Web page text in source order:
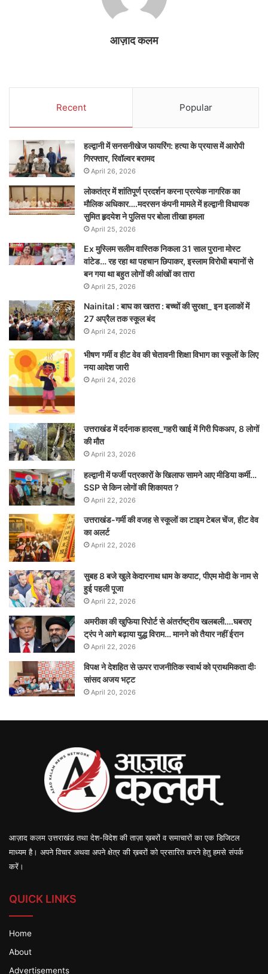
आज़ाद कलम
Recent Popular
हल्द्वानी में सनसनीखेज फायरिंग: हत्या के प्रयास में आरोपी
गिरफ्तार, रिवॉल्वर बरामद
April 26, 2026
लोकतंत्र में शांतिपूर्ण प्रदर्शन करना प्रत्येक नागरिक का
मौलिक अधिकार….मदरसन कंपनी मामले में हल्द्वानी विधायक
सुमित हृदयेश ने पुलिस पर बोला तीखा हमला
April 25, 2026
Ex मुस्लिम सलीम वास्तिक निकला 31 साल पुराना मोस्ट
वांटेड… रह रहा था पहचान छिपाकर, इस्लाम विरोधी बयानों से
बन गया था बहुत लोगों की आंखों का तारा
April 25, 2026
Nainital : बाघ का खतरा : बच्चों की सुरक्षा_ इन इलाकों में
27 अप्रैल तक स्कूल बंद
April 24, 2026
भीषण गर्मी व हीट वेव की चेतावनी शिक्षा विभाग का स्कूलों के लिए
नया आदेश जारी
April 24, 2026
उत्तराखंड में दर्दनाक हादसा_गहरी खाई में गिरी पिकअप, 8 लोगों
की मौत
April 23, 2026
हल्द्वानी में फर्जी पत्रकारों के खिलाफ सामने आए मीडिया कर्मी…
SSP से किन लोगों की शिकायत ?
April 22, 2026
उत्तराखंड-गर्मी की वजह से स्कूलों का टाइम टेबल चेंज, हीट वेव
का अलर्ट
April 22, 2026
सुबह 8 बजे खुले केदारनाथ धाम के कपाट, पीएम मोदी के नाम से
हुई पहली पूजा
April 22, 2026
अमरीका की खुफिया रिपोर्ट से अंतर्राष्ट्रीय खलबली….घबराए
ट्रंप ने आगे बढ़ाया युद्ध विराम… मानने को तैयार नहीं ईरान
April 22, 2026
विपक्ष ने देशहित से ऊपर राजनीतिक स्वार्थ को प्राथमिकता दीः
सांसद अजय भट्ट
April 20, 2026
आज़ाद कलम उत्तराखंड तथा देश-विदेश की ताज़ा ख़बरों व समाचारों का एक डिजिटल
माध्यम है। अपने विचार अथवा अपने क्षेत्र की ख़बरों को प्रसारित करने हेतु हमसे संपर्क
करें।
QUICK LINKS
Home
About
Advertisements